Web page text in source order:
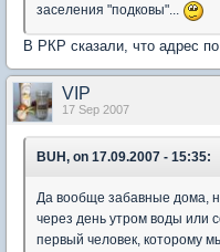
заселения "подковы"...
В РКР сказали, что адрес
VIP
17 Sep 2007
BUH, on 17.09.2007 - 15:35:
Да вообще забавные дома,
через день утром воды или
первый человек, которому